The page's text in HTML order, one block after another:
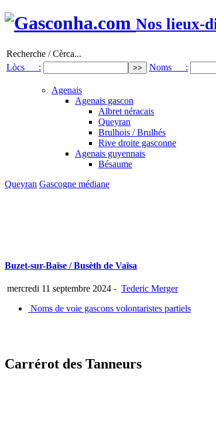
Nos lieux-
Recherche / Cèrca...
Lòcs :
Noms :
Agenais
Agenais gascon
Albret néracais
Queyran
Brulhois / Brulhés
Rive droite gasconne
Agenais guyennais
Bésaume
Queyran Gascogne médiane
Buzet-sur-Baïse / Busèth de Vaïsa
mercredi 11 septembre 2024 - Tederic Merger
Noms de voie gascons volontaristes partiels
Carrérot des Tanneurs